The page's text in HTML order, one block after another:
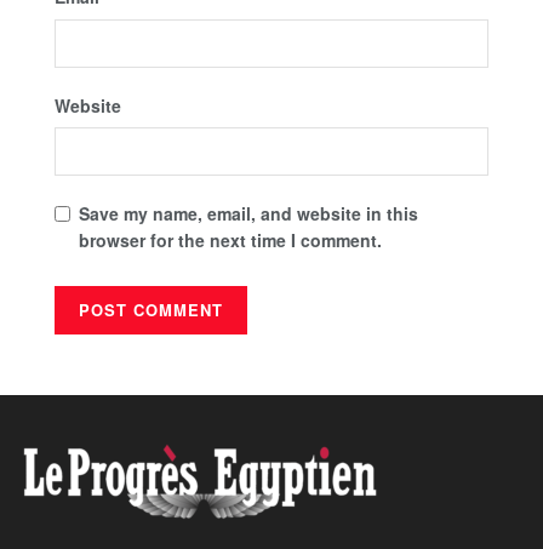
Website
Save my name, email, and website in this
browser for the next time I comment.